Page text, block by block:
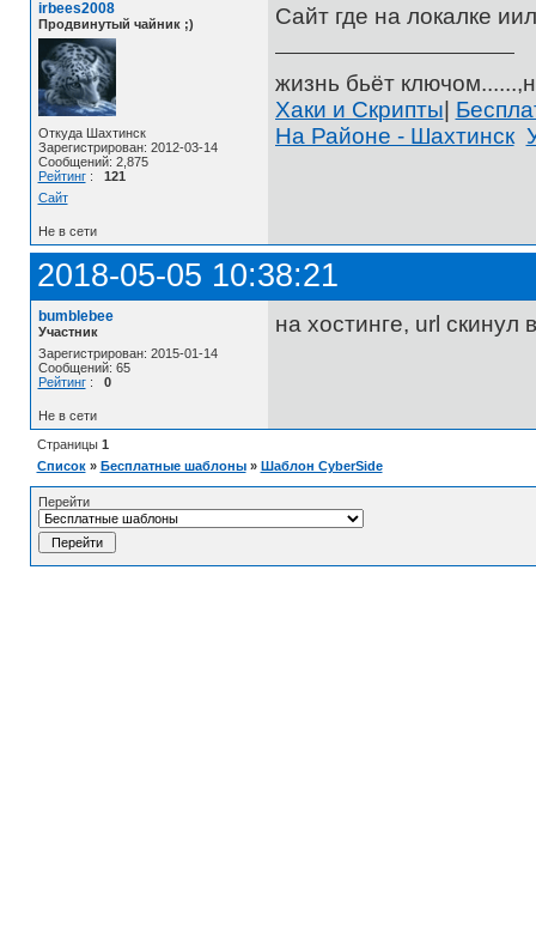
irbees2008
Продвинутый чайник ;)
Откуда Шахтинск
Зарегистрирован: 2012-03-14
Сообщений: 2,875
Рейтинг: 121
Сайт
Сайт где на локалке
жизнь бьёт
Хаки и Скрипты
На Районе - Шахтинск
Не в сети
2018-05-05 10:38:21
bumblebee
Участник
Зарегистрирован: 2015-01-14
Сообщений: 65
Рейтинг: 0
на хостинге, url скинул
Не в сети
Страницы 1
Список » Бесплатные шаблоны » Шаблон CyberSide
Перейти